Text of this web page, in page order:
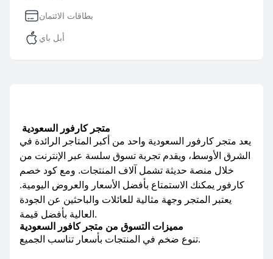
بطاقات الائتمان
أبل باي
متجر كارفور السعودية
يعد متجر كارفور السعودية واحد من أكبر المتاجر الرائدة في
الشرق الأوسط، ويقدم تجربة تسوق سلسة عبر الإنترنت من
خلال منصة حديثة تشمل آلاف المنتجات. ومع كود خصم
كارفور يمكنك الاستمتاع بأفضل الأسعار والعروض اليومية.
يعتبر المتجر وجهة مثالية للعائلات والباحثين عن الجودة
العالية بأفضل قيمة.
مميزات التسوق من متجر كافور السعودية
تنوع ضخم في المنتجات بأسعار تناسب الجميع.